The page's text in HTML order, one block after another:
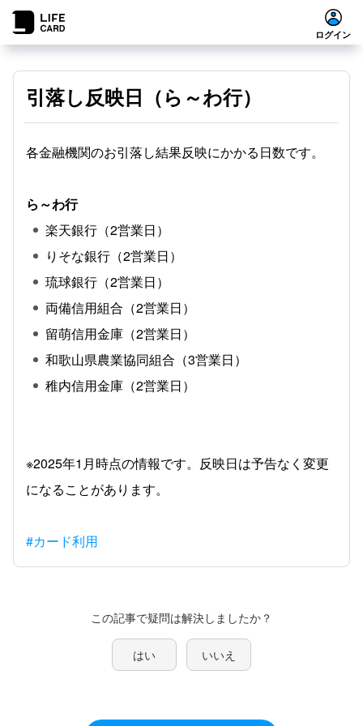
ログイン
引落し反映日（ら～わ行）
各金融機関のお引落し結果反映にかかる日数です。
ら～わ行
楽天銀行（2営業日）
りそな銀行（2営業日）
琉球銀行（2営業日）
両備信用組合（2営業日）
留萌信用金庫（2営業日）
和歌山県農業協同組合（3営業日）
稚内信用金庫（2営業日）
※2025年1月時点の情報です。反映日は予告なく変更
になることがあります。
#カード利用
この記事で疑問は解決しましたか？
はい いいえ